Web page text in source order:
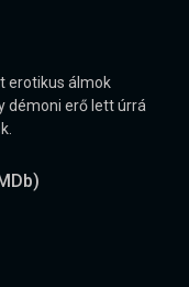
erotikus álmok
démoni erő lett úrrá